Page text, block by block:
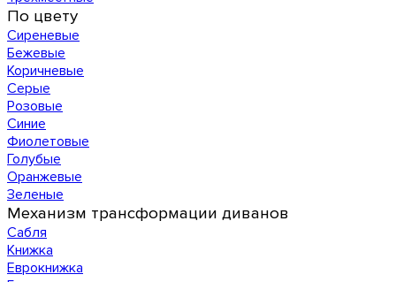
По цвету
Сиреневые
Бежевые
Коричневые
Серые
Розовые
Синие
Фиолетовые
Голубые
Оранжевые
Зеленые
Механизм трансформации диванов
Сабля
Книжка
Еврокнижка